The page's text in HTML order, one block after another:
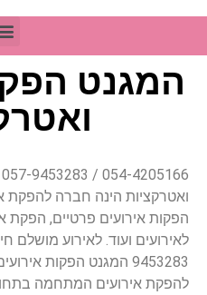
המגנט
ואטרקציות הינה חברה להפקת
הפקות אירועים פרטיים, הפקת
9453283 המגנט הפקות
להפקת אירועים המתחמה